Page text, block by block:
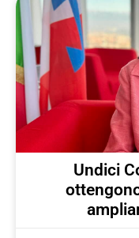
Undici